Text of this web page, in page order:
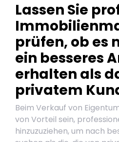
Lassen Sie
prüfen, ob es
ein besseres
erhalten als
privatem
Beim Verkauf von
von Vorteil sein,
hinzuzuziehen, um nach